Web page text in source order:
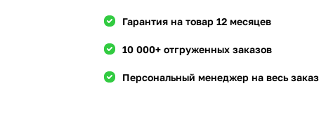
Гарантия на товар 12 месяцев
10 000+ отгруженных заказов
Персональный менеджер на весь заказ